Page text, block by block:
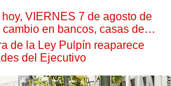
VIERNES 7 de agosto de
en bancos, casas de
de la Ley Pulpín reaparece
del Ejecutivo